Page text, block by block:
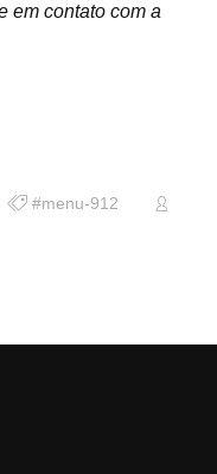
em contato com a
#menu-912